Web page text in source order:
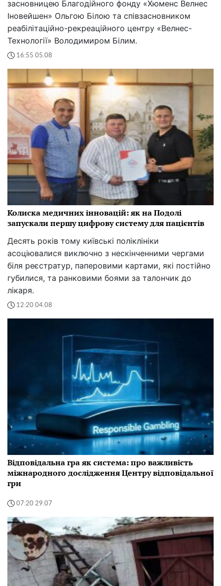
засновницею Благодійного фонду «Хюменс Велнес
Іновейшен» Ольгою Білою та співзасновником
реабілітаційно-рекреаційного центру «Велнес-
Технології» Володимиром Білим.
16:55 05.08
Колиска медичних інновацій: як на Подолі
запускали першу цифрову систему для пацієнтів
Десять років тому київські поліклініки
асоціювалися виключно з нескінченними чергами
біля реєстратур, паперовими картами, які постійно
губилися, та ранковими боями за талончик до
лікаря.
12:20 04.08
Відповідальна гра як система: про важливість
міжнародного дослідження Центру відповідальної
гри
07:20 29.07